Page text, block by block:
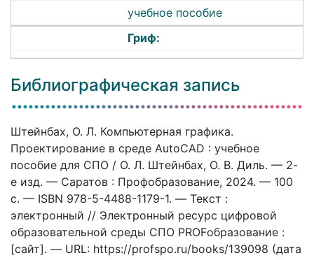
учебное пособие
Гриф:
Библиографическая запись
Штейнбах, О. Л. Компьютерная графика.
Проектирование в среде AutoCAD : учебное
пособие для СПО / О. Л. Штейнбах, О. В. Диль. — 2-
е изд. — Саратов : Профобразование, 2024. — 100
c. — ISBN 978-5-4488-1179-1. — Текст :
электронный // Электронный ресурс цифровой
образовательной среды СПО PROFобразование :
[сайт]. — URL: https://profspo.ru/books/139098 (дата